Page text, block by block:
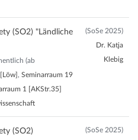
(SO2) "Ländliche
(ab
, Seminarraum 19
1 [AKStr.35]
(SoSe 2025)
Dr. Katja
Klebig
(SO2)
(SoSe 2025)